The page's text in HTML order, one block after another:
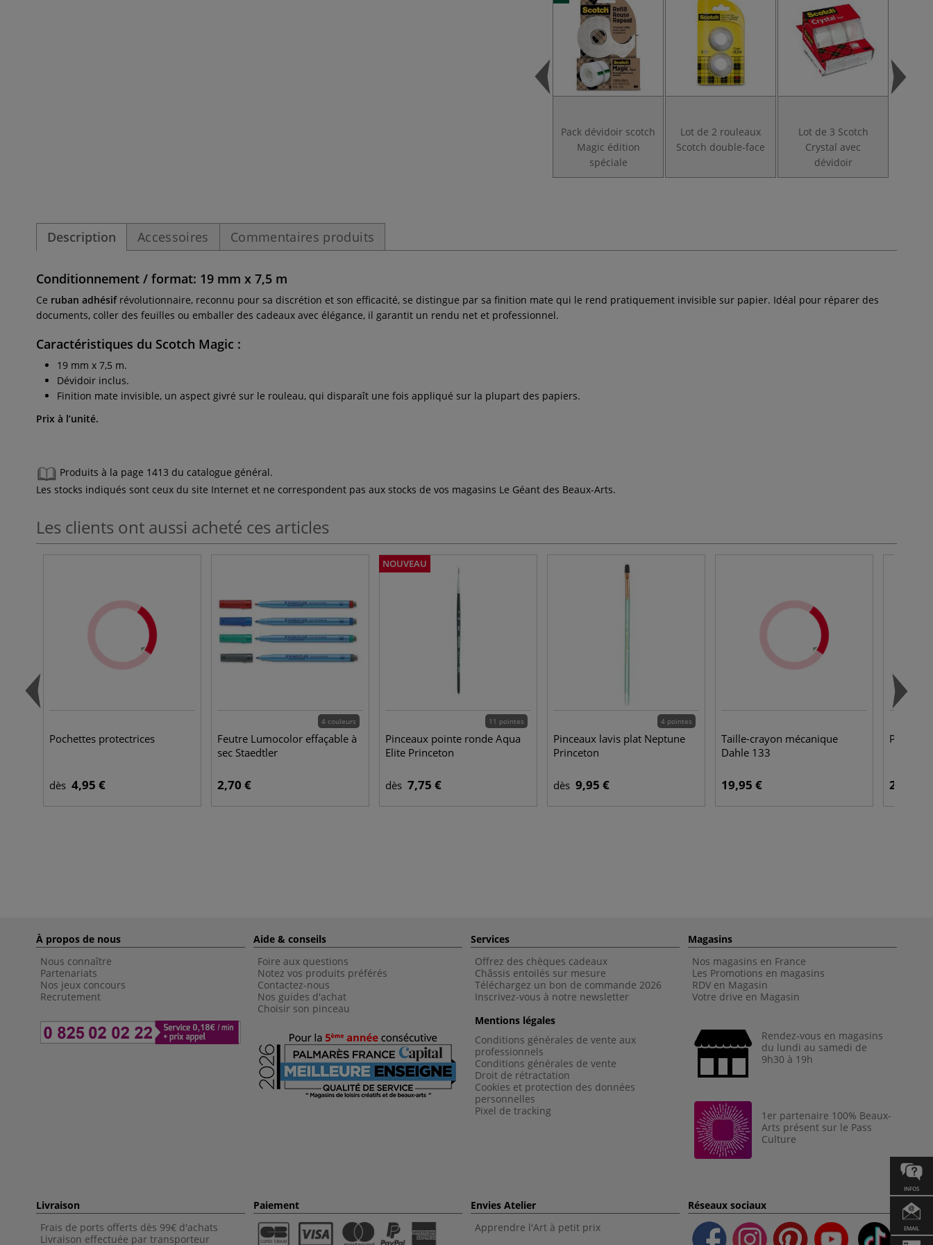
INFOS
EMAIL
Pack dévidoir scotch
Magic édition
spéciale
Lot de 2 rouleaux
Scotch double-face
Lot de 3 Scotch
Crystal avec
dévidoir
Description Accessoires Commentaires produits
Conditionnement / format: 19 mm x 7,5 m
Ce ruban adhésif révolutionnaire, reconnu pour sa discrétion et son efficacité, se distingue par sa finition mate qui le rend pratiquement invisible sur papier. Idéal pour réparer des
documents, coller des feuilles ou emballer des cadeaux avec élégance, il garantit un rendu net et professionnel.
Caractéristiques du Scotch Magic :
19 mm x 7,5 m.
Dévidoir inclus.
Finition mate invisible, un aspect givré sur le rouleau, qui disparaît une fois appliqué sur la plupart des papiers.
Prix à l’unité.
Produits à la page 1413 du catalogue général.
Les stocks indiqués sont ceux du site Internet et ne correspondent pas aux stocks de vos magasins Le Géant des Beaux-Arts.
Les clients ont aussi acheté ces articles
Pochettes protectrices
dès 4,95 €
4 couleurs
Feutre Lumocolor effaçable à
sec Staedtler
2,70 €
NOUVEAU
11 pointes
Pinceaux pointe ronde Aqua
Elite Princeton
dès 7,75 €
4 pointes
Pinceaux lavis plat Neptune
Princeton
dès 9,95 €
Taille-crayon mécanique
Dahle 133
19,95 €
Pinces à
2,45 €
À propos de nous
Nous connaître
Partenariats
Nos jeux concours
Recrutement
Aide & conseils
Foire aux questions
Notez vos produits préférés
Contactez-nous
Nos guides d'achat
Choisir son pinceau
Services
Offrez des chèques cadeaux
Châssis entoilés sur mesure
Téléchargez un bon de commande 2026
Inscrivez-vous à notre newsletter
Mentions légales
Conditions générales de vente aux
professionnels
Conditions générales de vente
Droit de rétractation
Cookies et protection des données
personnelles
Pixel de tracking
Magasins
Nos magasins en France
Les Promotions en magasins
RDV en Magasin
Votre drive en Magasin
Rendez-vous en magasins
du lundi au samedi de
9h30 à 19h
1er partenaire 100% Beaux-
Arts présent sur le Pass
Culture
Livraison
Frais de ports offerts dès 99€ d'achats
Livraison effectuée par transporteur
Paiement
Envies Atelier
Apprendre l'Art à petit prix
Réseaux sociaux